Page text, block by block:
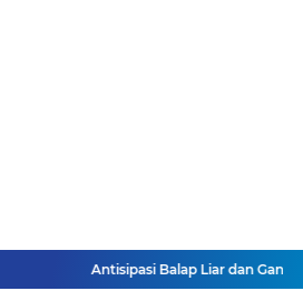
Antisipasi Balap Liar dan